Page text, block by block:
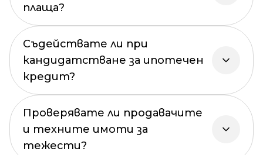
плаща?
Съдействате ли при
кандидатстване за ипотечен
кредит?
Проверявате ли продавачите
и техните имоти за
тежести?